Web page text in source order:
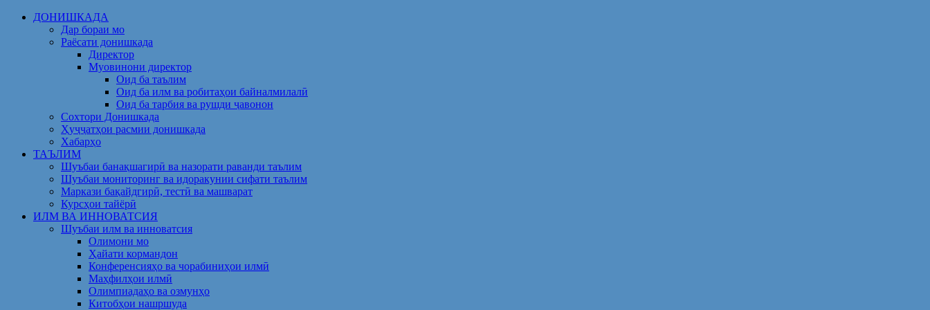
Skip
ДОНИШКАДА
Дар бораи мо
Раёсати донишкада
Директор
Муовинони директор
Оид ба таълим
Оид ба илм ва робитаҳои байналмилалӣ
Оид ба тарбия ва рушди ҷавонон
Сохтори Донишкада
Ҳуҷҷатҳои расмии донишкада
Хабарҳо
ТАЪЛИМ
Шуъбаи банақшагирӣ ва назорати раванди таълим
Шуъбаи мониторинг ва идоракунии сифати таълим
Маркази бақайдгирӣ, тестӣ ва машварат
Курсҳои тайёрӣ
ИЛМ ВА ИННОВАТСИЯ
Шуъбаи илм ва инноватсия
Олимони мо
Ҳайати кормандон
Конференсияҳо ва чорабиниҳои илмӣ
Маҳфилҳои илмӣ
Олимпиадаҳо ва озмунҳо
Китобҳои нашршуда